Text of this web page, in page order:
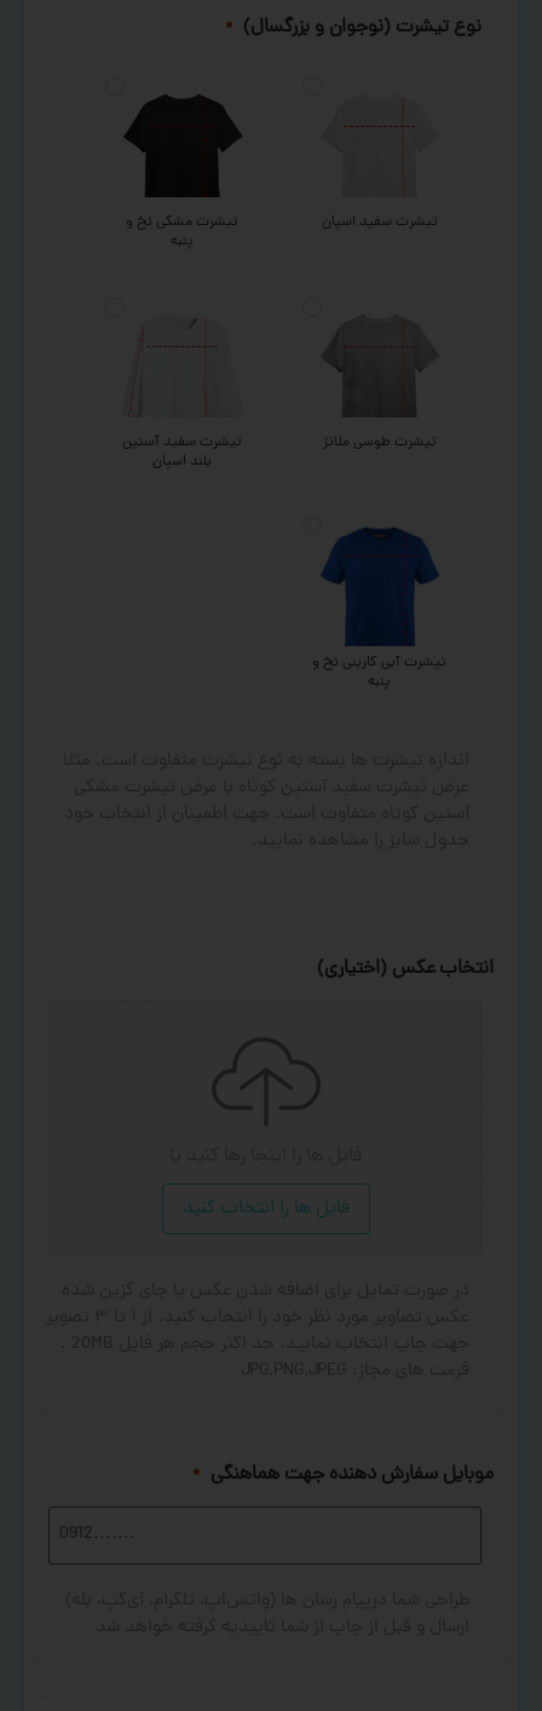
نوع تیشرت (نوجوان و بزرگسال) *
تیشرت سفید اسپان
تیشرت مشکی نخ و
پنبه
تیشرت طوسی ملانژ
تیشرت سفید آستین
بلند اسپان
تیشرت آبی کاربنی نخ و
پنبه
انتخاب عکس (اختیاری)
فایل ها را انتخاب کنید
موبایل سفارش دهنده جهت هماهنگی *